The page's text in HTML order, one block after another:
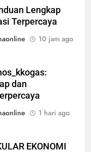
Lengkap
Terpercaya
10 jam ago
dan
1 hari ago
EKONOMI